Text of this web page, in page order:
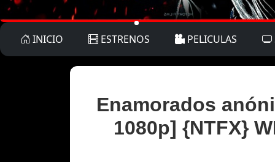
INICIO ESTRENOS PELICULAS
Enamorados
1080p] {NTFX}